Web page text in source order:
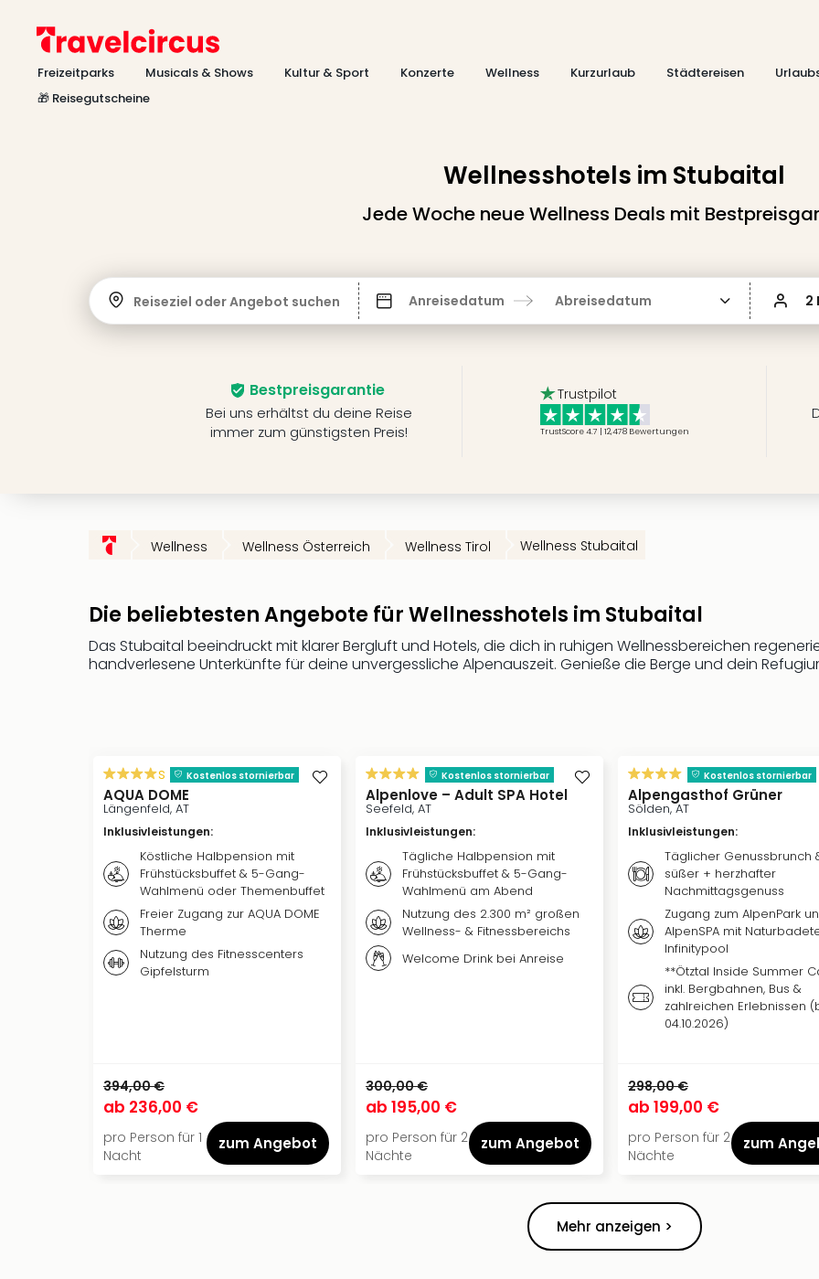
Freizeitparks Musicals & Shows Kultur & Sport Konzerte Wellness Kurzurlaub Städtereisen
🎁 Reisegutscheine
Wellnesshotels im Stubaital
Jede Woche neue Wellness Deals mit
Reiseziel oder Angebot suchen Anreisedatum Abreisedatum 2
Bestpreisgarantie
Bei uns erhältst du deine Reise
immer zum günstigsten Preis!
Trustpilot
TrustScore 4.7 | 12,478 Bewertungen
Wellness Wellness Österreich Wellness Tirol Wellness Stubaital
Die beliebtesten Angebote für Wellnesshotels im Stubaital
Das Stubaital beeindruckt mit klarer Bergluft und Hotels, die dich in ruhigen Wellnessbereichen
handverlesene Unterkünfte für deine unvergessliche Alpenauszeit. Genieße die Berge und dein
s Kostenlos stornierbar
AQUA DOME
Längenfeld, AT
Inklusivleistungen:
Köstliche Halbpension mit
Frühstücksbuffet & 5-Gang-
Wahlmenü oder Themenbuffet
Freier Zugang zur AQUA DOME
Therme
Nutzung des Fitnesscenters
Gipfelsturm
394,00 €
ab 236,00 €
pro Person für 1
Nacht
zum Angebot
Kostenlos stornierbar
Alpenlove – Adult SPA Hotel
Seefeld, AT
Inklusivleistungen:
Tägliche Halbpension mit
Frühstücksbuffet & 5-Gang-
Wahlmenü am Abend
Nutzung des 2.300 m² großen
Wellness- & Fitnessbereichs
Welcome Drink bei Anreise
300,00 €
ab 195,00 €
pro Person für 2
Nächte
zum Angebot
Kostenlos stornierbar
Alpengasthof Grüner
Sölden, AT
Inklusivleistungen:
Täglicher Genussbrunch
süßer + herzhafter
Nachmittagsgenuss
Zugang zum AlpenPark
AlpenSPA mit
Infinitypool
**Ötztal Inside Summer
inkl. Bergbahnen, Bus &
zahlreichen Erlebnissen
04.10.2026)
298,00 €
ab 199,00 €
pro Person für 2
Nächte
zum
Mehr anzeigen >